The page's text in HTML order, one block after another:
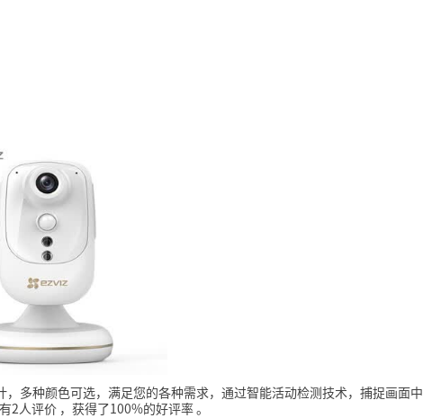
多种颜色可选，满足您的各种需求，通过智能活动检测技术，捕捉画面中
2人评价 ，获得了100%的好评率。